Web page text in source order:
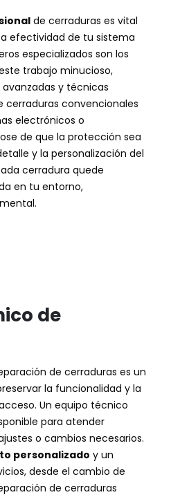
de cerraduras es vital
efectividad de tu sistema
especializados son los
trabajo minucioso,
y técnicas
cerraduras convencionales
electrónicos o
de que la protección sea
y la personalización del
cerradura quede
en tu entorno,
de
de cerraduras es un
la funcionalidad y la
Un equipo técnico
para atender
o cambios necesarios.
personalizado y un
desde el cambio de
de cerraduras